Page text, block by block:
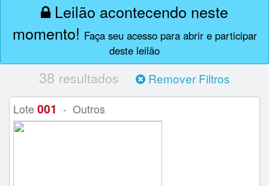
Leilão acontecendo neste
momento! Faça seu acesso para abrir e participar
deste leilão
38 resultados Remover Filtros
Lote 001 - Outros